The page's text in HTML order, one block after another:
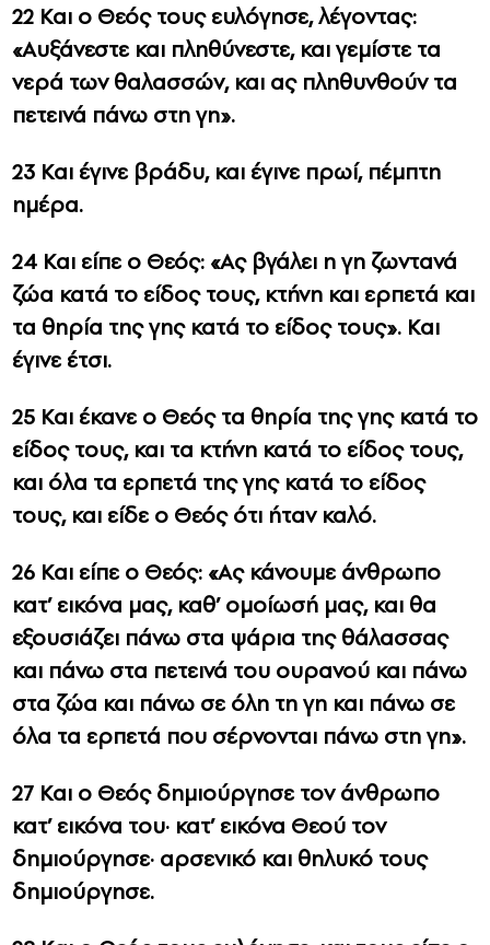
22 Και ο Θεός τους ευλόγησε, λέγοντας:
«Αυξάνεστε και πληθύνεστε, και γεμίστε τα
νερά των θαλασσών, και ας πληθυνθούν τα
πετεινά πάνω στη γη».
23 Και έγινε βράδυ, και έγινε πρωί, πέμπτη
ημέρα.
24 Και είπε ο Θεός: «Ας βγάλει η γη ζωντανά
ζώα κατά το είδος τους, κτήνη και ερπετά και
τα θηρία της γης κατά το είδος τους». Και
έγινε έτσι.
25 Και έκανε ο Θεός τα θηρία της γης κατά το
είδος τους, και τα κτήνη κατά το είδος τους,
και όλα τα ερπετά της γης κατά το είδος
τους, και είδε ο Θεός ότι ήταν καλό.
26 Και είπε ο Θεός: «Ας κάνουμε άνθρωπο
κατ’ εικόνα μας, καθ’ ομοίωσή μας, και θα
εξουσιάζει πάνω στα ψάρια της θάλασσας
και πάνω στα πετεινά του ουρανού και πάνω
στα ζώα και πάνω σε όλη τη γη και πάνω σε
όλα τα ερπετά που σέρνονται πάνω στη γη».
27 Και ο Θεός δημιούργησε τον άνθρωπο
κατ’ εικόνα του· κατ’ εικόνα Θεού τον
δημιούργησε· αρσενικό και θηλυκό τους
δημιούργησε.